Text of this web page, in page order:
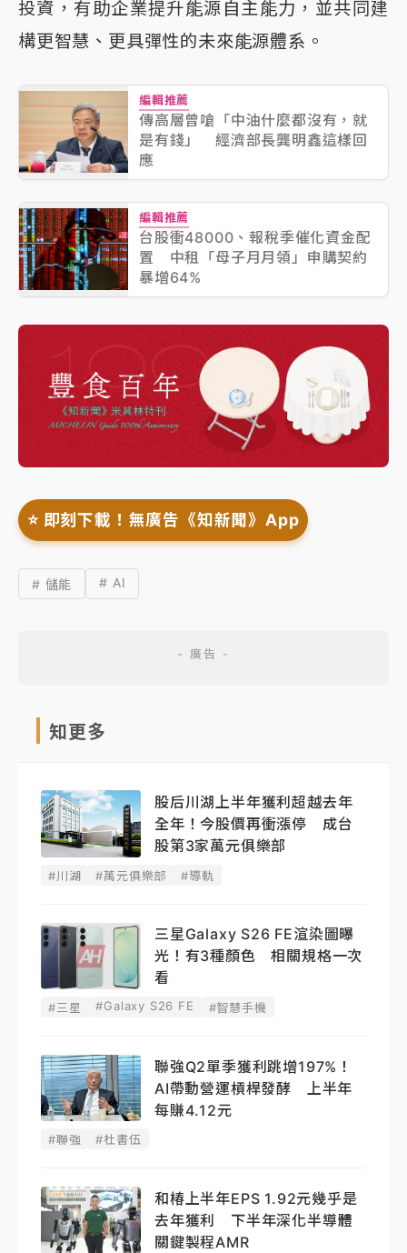
投資，有助企業提升能源自主能力，並共同建
構更智慧、更具彈性的未來能源體系。
編輯推薦
傳高層曾嗆「中油什麼都沒有，就
是有錢」 經濟部長龔明鑫這樣回
應
編輯推薦
台股衝48000、報稅季催化資金配
置 中租「母子月月領」申購契約
暴增64%
⭐️ 即刻下載！無廣告《知新聞》App
# 儲能 # AI
知更多
股后川湖上半年獲利超越去年
全年！今股價再衝漲停 成台
股第3家萬元俱樂部
#川湖 #萬元俱樂部 #導軌
三星Galaxy S26 FE渲染圖曝
光！有3種顏色 相關規格一次
看
#三星 #Galaxy S26 FE #智慧手機
聯強Q2單季獲利跳增197%！
AI帶動營運槓桿發酵 上半年
每賺4.12元
#聯強 #杜書伍
和椿上半年EPS 1.92元幾乎是
去年獲利 下半年深化半導體
關鍵製程AMR